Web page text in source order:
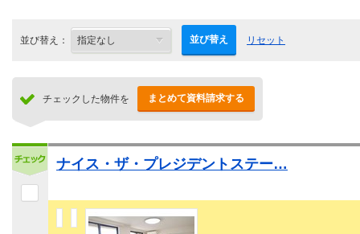
並び替え： 並び替え リセット
チェックした物件を まとめて資料請求する
ナイス・ザ・プレジデントステー…